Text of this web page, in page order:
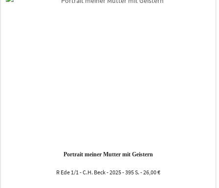
Portrait meiner Mutter mit Geistern
R Ede 1/1 - C.H. Beck - 2025 - 395 S. - 26,00 €